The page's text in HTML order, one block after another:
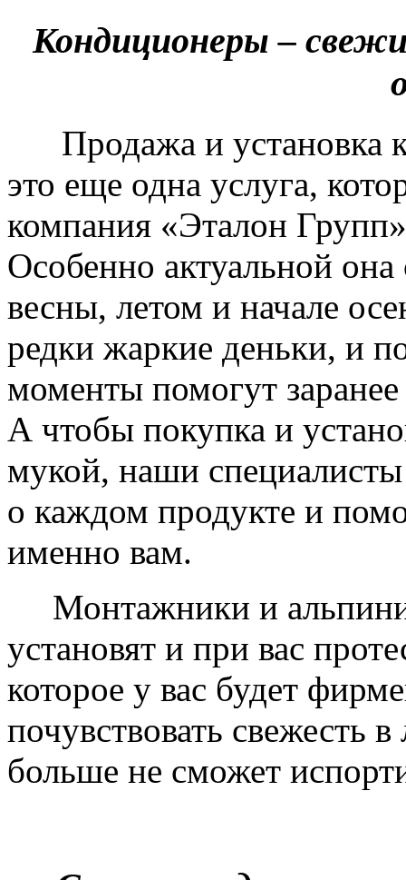
Кондиционеры –
Продажа и установка
это еще одна услуга,
компания «Эталон
Особенно актуальной она
весны, летом и начале
редки жаркие деньки, и
моменты помогут
А чтобы покупка и
мукой, наши специалисты
о каждом продукте и
именно вам.
Монтажники и
установят и при вас
которое у вас будет
почувствовать свежесть
больше не сможет